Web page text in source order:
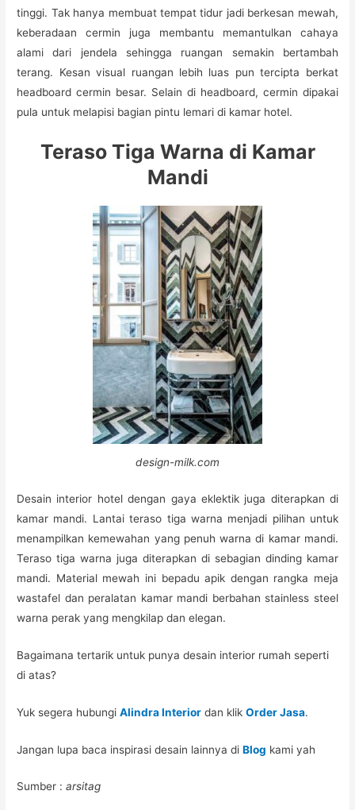
tinggi. Tak hanya membuat tempat tidur jadi berkesan mewah,
keberadaan cermin juga membantu memantulkan cahaya
alami dari jendela sehingga ruangan semakin bertambah
terang. Kesan visual ruangan lebih luas pun tercipta berkat
headboard cermin besar. Selain di headboard, cermin dipakai
pula untuk melapisi bagian pintu lemari di kamar hotel.
Teraso Tiga Warna di Kamar
Mandi
design-milk.com
Desain interior hotel dengan gaya eklektik juga diterapkan di
kamar mandi. Lantai teraso tiga warna menjadi pilihan untuk
menampilkan kemewahan yang penuh warna di kamar mandi.
Teraso tiga warna juga diterapkan di sebagian dinding kamar
mandi. Material mewah ini bepadu apik dengan rangka meja
wastafel dan peralatan kamar mandi berbahan stainless steel
warna perak yang mengkilap dan elegan.
Bagaimana tertarik untuk punya desain interior rumah seperti
di atas?
Yuk segera hubungiAlindra Interior dan klik Order Jasa.
Jangan lupa baca inspirasi desain lainnya diBlog kami yah
Sumber :arsitag